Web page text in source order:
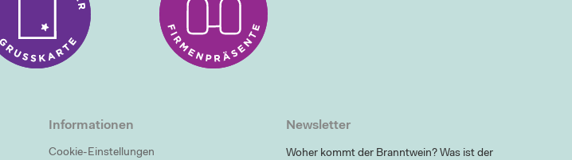
Informationen
Cookie-Einstellungen
Newsletter
Woher kommt der Branntwein? Was ist der